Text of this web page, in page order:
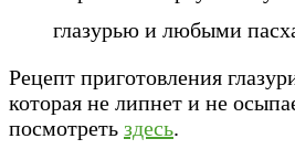
глазурью и любыми
Рецепт приготовления
которая не липнет и не
посмотреть здесь.